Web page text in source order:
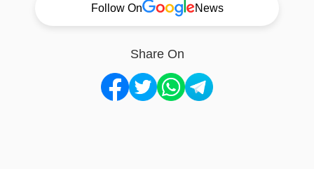
Follow On News
Share On